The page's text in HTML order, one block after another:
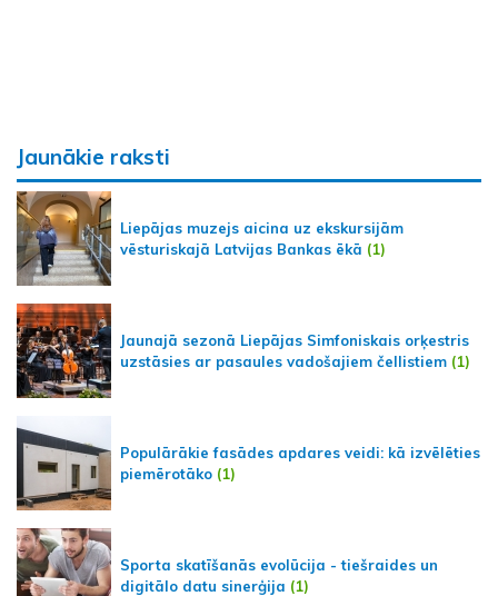
Jaunākie raksti
Liepājas muzejs aicina uz ekskursijām
vēsturiskajā Latvijas Bankas ēkā (1)
Jaunajā sezonā Liepājas Simfoniskais orķestris
uzstāsies ar pasaules vadošajiem čellistiem (1)
Populārākie fasādes apdares veidi: kā izvēlēties
piemērotāko (1)
Sporta skatīšanās evolūcija - tiešraides un
digitālo datu sinerģija (1)